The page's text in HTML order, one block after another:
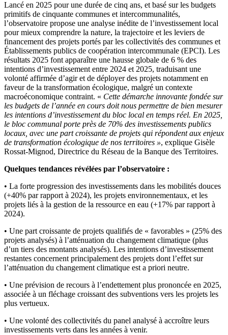
Lancé en 2025 pour une durée de cinq ans, et basé sur les budgets
primitifs de cinquante communes et intercommunalités,
l’observatoire propose une analyse inédite de l’investissement local
pour mieux comprendre la nature, la trajectoire et les leviers de
financement des projets portés par les collectivités des communes et
Établissements publics de coopération intercommunale (EPCI). Les
résultats 2025 font apparaître une hausse globale de 6 % des
intentions d’investissement entre 2024 et 2025, traduisant une
volonté affirmée d’agir et de déployer des projets notamment en
faveur de la transformation écologique, malgré un contexte
macroéconomique contraint. « Cette démarche innovante fondée sur
les budgets de l’année en cours doit nous permettre de bien mesurer
les intentions d’investissement du bloc local en temps réel. En 2025,
le bloc communal porte près de 70% des investissements publics
locaux, avec une part croissante de projets qui répondent aux enjeux
de transformation écologique de nos territoires », explique Gisèle
Rossat-Mignod, Directrice du Réseau de la Banque des Territoires.
Quelques tendances révélées par l’observatoire :
• La forte progression des investissements dans les mobilités douces
(+40% par rapport à 2024), les projets environnementaux, et les
projets liés à la gestion de la ressource en eau (+17% par rapport à
2024).
• Une part croissante de projets qualifiés de « favorables » (25% des
projets analysés) à l’atténuation du changement climatique (plus
d’un tiers des montants analysés). Les intentions d’investissement
restantes concernent principalement des projets dont l’effet sur
l’atténuation du changement climatique est a priori neutre.
• Une prévision de recours à l’endettement plus prononcée en 2025,
associée à un fléchage croissant des subventions vers les projets les
plus vertueux.
• Une volonté des collectivités du panel analysé à accroître leurs
investissements verts dans les années à venir.